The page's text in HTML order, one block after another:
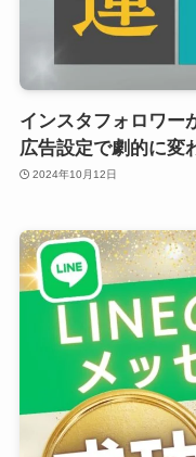
インスタフォロワー
広告設定で劇的に変
2024年10月12日